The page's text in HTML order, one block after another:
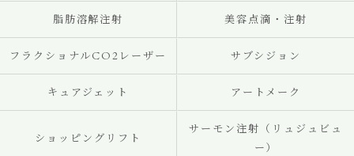
脂肪溶解注射 美容点滴・注射
フラクショナルCO2レーザー サブシジョン
キュアジェット アートメーク
ショッピングリフト
サーモン注射（リュジュビュ
ー）